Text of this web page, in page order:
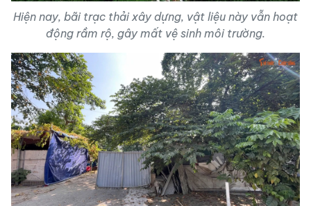
Hiện nay, bãi trạc thải xây dựng, vật liệu này vẫn hoạt
động rầm rộ, gây mất vệ sinh môi trường.